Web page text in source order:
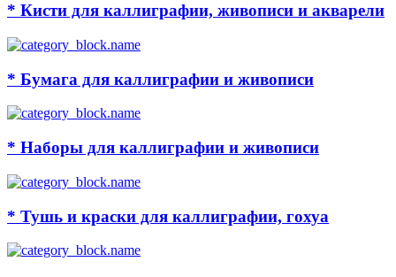
* Кисти для каллиграфии, живописи и акварели
* Бумага для каллиграфии и живописи
* Наборы для каллиграфии и живописи
* Тушь и краски для каллиграфии, гохуа